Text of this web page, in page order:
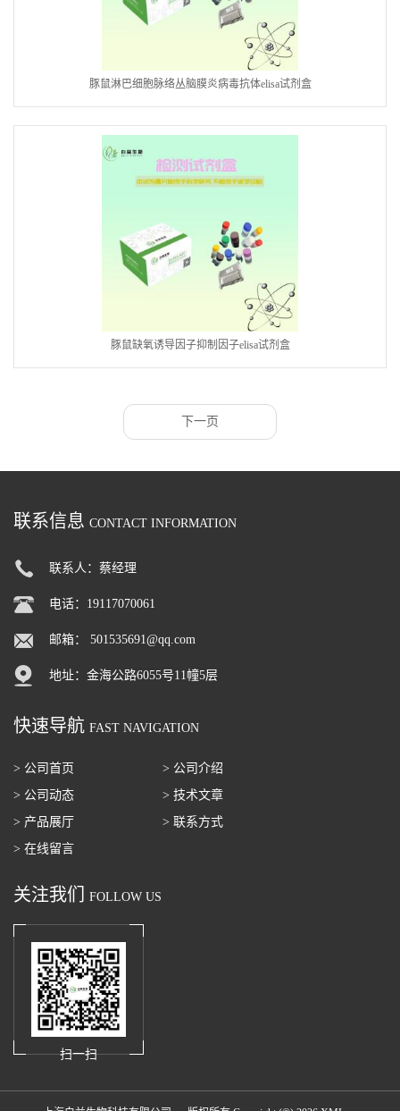
豚鼠淋巴细胞脉络丛脑膜炎病毒抗体elisa试剂盒
豚鼠缺氧诱导因子抑制因子elisa试剂盒
下一页
联系信息 CONTACT INFORMATION
联系人：蔡经理
电话：19117070061
邮箱： 501535691@qq.com
地址：金海公路6055号11幢5层
快速导航 FAST NAVIGATION
> 公司首页
> 公司介绍
> 公司动态
> 技术文章
> 产品展厅
> 联系方式
> 在线留言
关注我们 FOLLOW US
扫一扫